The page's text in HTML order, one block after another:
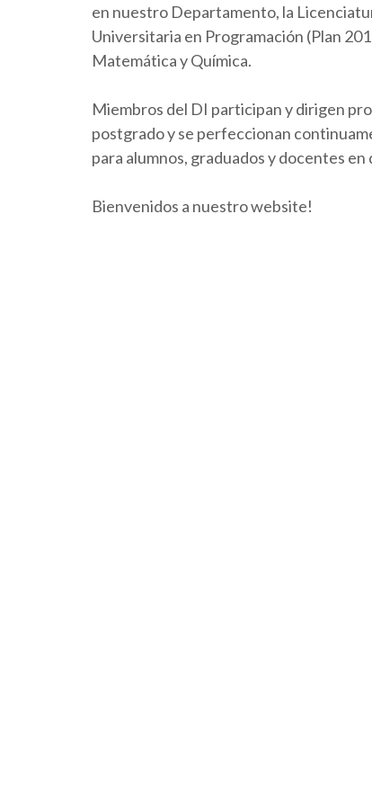
en nuestro Departamento, la
Universitaria en Programación (Plan
Matemática y Química.
Miembros del DI participan y dirigen
postgrado y se perfeccionan
para alumnos, graduados y docentes
Bienvenidos a nuestro website!